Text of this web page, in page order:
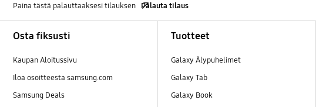
Paina tästä palauttaaksesi tilauksen Palauta tilaus
Osta fiksusti
Kaupan Aloitussivu
Iloa osoitteesta samsung.com
Samsung Deals
Tuotteet
Galaxy Älypuhelimet
Galaxy Tab
Galaxy Book